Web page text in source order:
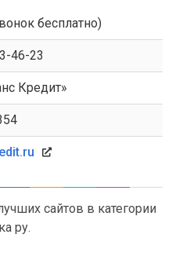
бесплатно)
46-23
Кредит»
сайтов в категории
ру.